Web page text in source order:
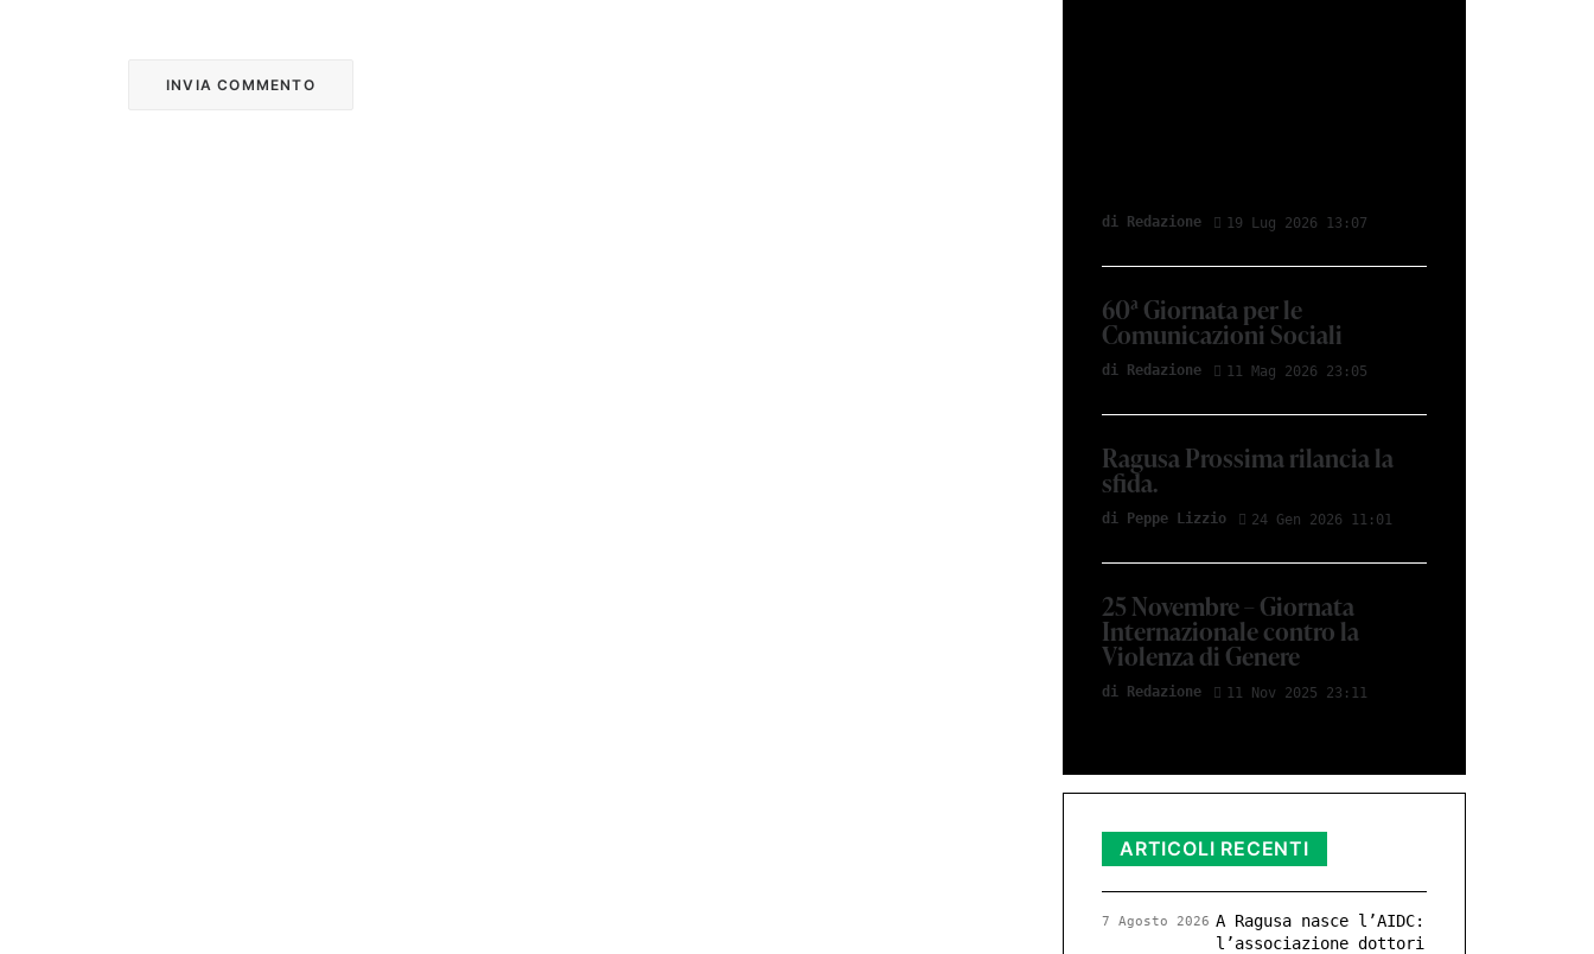
di Redazione 19 Lug 2026 13:07
60ª Giornata per le
Comunicazioni Sociali
di Redazione 11 Mag 2026 23:05
Ragusa Prossima rilancia la
sfida.
di Peppe Lizzio 24 Gen 2026 11:01
25 Novembre – Giornata
Internazionale contro la
Violenza di Genere
di Redazione 11 Nov 2025 23:11
ARTICOLI RECENTI
A Ragusa nasce l’AIDC:
l’associazione dottori
7 Agosto 2026